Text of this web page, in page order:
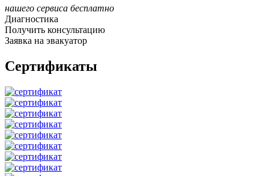
нашего сервиса бесплатно
Диагностика
Получить консультацию
Заявка на эвакуатор
Сертификаты